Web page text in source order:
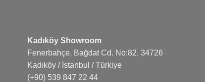
Kadıköy Showroom
Fenerbahçe, Bağdat Cd. No:82, 34726
Kadıköy / İstanbul / Türkiye
(+90) 539 847 22 44